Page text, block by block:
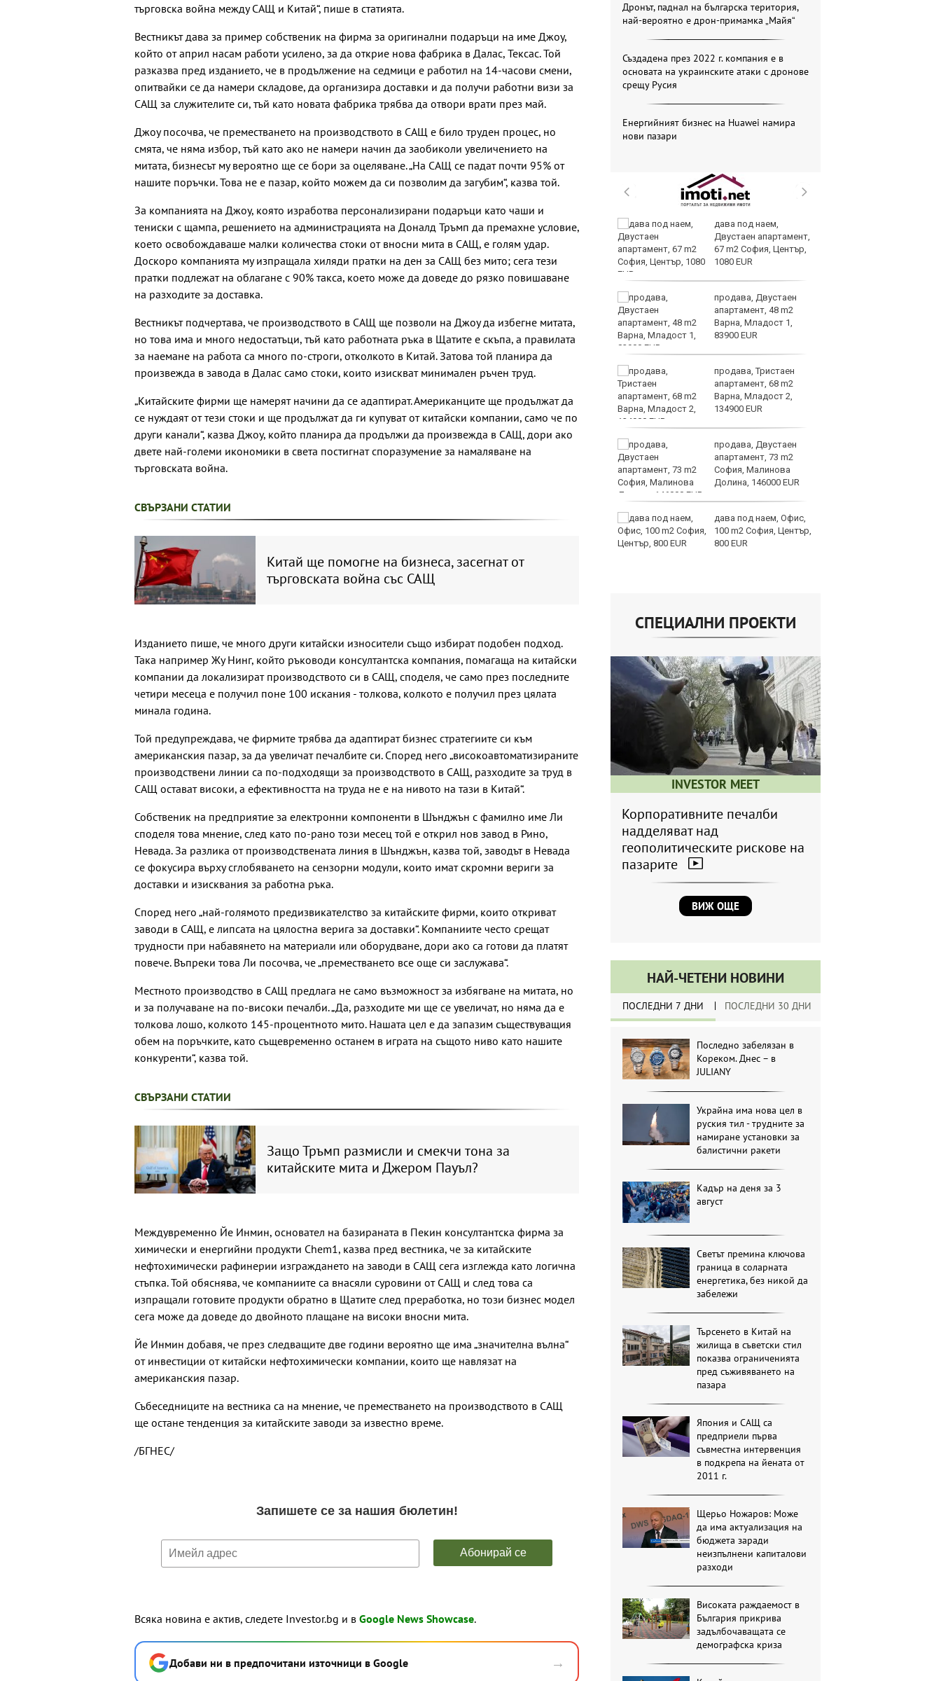
търговска война между САЩ и Китай“, пише в статията.
Вестникът дава за пример собственик на фирма за оригинални подаръци на име Джоу,
който от април насам работи усилено, за да открие нова фабрика в Далас, Тексас. Той
разказва пред изданието, че в продължение на седмици е работил на 14-часови смени,
опитвайки се да намери складове, да организира доставки и да получи работни визи за
САЩ за служителите си, тъй като новата фабрика трябва да отвори врати през май.
Джоу посочва, че преместването на производството в САЩ е било труден процес, но
смята, че няма избор, тъй като ако не намери начин да заобиколи увеличението на
митата, бизнесът му вероятно ще се бори за оцеляване. „На САЩ се падат почти 95% от
нашите поръчки. Това не е пазар, който можем да си позволим да загубим“, казва той.
За компанията на Джоу, която изработва персонализирани подаръци като чаши и
тениски с щампа, решението на администрацията на Доналд Тръмп да премахне условие,
което освобождаваше малки количества стоки от вносни мита в САЩ, е голям удар.
Доскоро компанията му изпращала хиляди пратки на ден за САЩ без мито; сега тези
пратки подлежат на облагане с 90% такса, което може да доведе до рязко повишаване
на разходите за доставка.
Вестникът подчертава, че производството в САЩ ще позволи на Джоу да избегне митата,
но това има и много недостатъци, тъй като работната ръка в Щатите е скъпа, а правилата
за наемане на работа са много по-строги, отколкото в Китай. Затова той планира да
произвежда в завода в Далас само стоки, които изискват минимален ръчен труд.
„Китайските фирми ще намерят начини да се адаптират. Американците ще продължат да
се нуждаят от тези стоки и ще продължат да ги купуват от китайски компании, само че по
други канали“, казва Джоу, който планира да продължи да произвежда в САЩ, дори ако
двете най-големи икономики в света постигнат споразумение за намаляване на
търговската война.
СВЪРЗАНИ СТАТИИ
Китай ще помогне на бизнеса, засегнат от
търговската война със САЩ
Изданието пише, че много други китайски износители също избират подобен подход.
Така например Жу Нинг, който ръководи консултантска компания, помагаща на китайски
компании да локализират производството си в САЩ, споделя, че само през последните
четири месеца е получил поне 100 искания - толкова, колкото е получил през цялата
минала година.
Той предупреждава, че фирмите трябва да адаптират бизнес стратегиите си към
американския пазар, за да увеличат печалбите си. Според него „високоавтоматизираните
производствени линии са по-подходящи за производството в САЩ, разходите за труд в
САЩ остават високи, а ефективността на труда не е на нивото на тази в Китай“.
Собственик на предприятие за електронни компоненти в Шънджън с фамилно име Ли
споделя това мнение, след като по-рано този месец той е открил нов завод в Рино,
Невада. За разлика от производствената линия в Шънджън, казва той, заводът в Невада
се фокусира върху сглобяването на сензорни модули, които имат скромни вериги за
доставки и изисквания за работна ръка.
Според него „най-голямото предизвикателство за китайските фирми, които откриват
заводи в САЩ, е липсата на цялостна верига за доставки“. Компаниите често срещат
трудности при набавянето на материали или оборудване, дори ако са готови да платят
повече. Въпреки това Ли посочва, че „преместването все още си заслужава“.
Местното производство в САЩ предлага не само възможност за избягване на митата, но
и за получаване на по-високи печалби. „Да, разходите ми ще се увеличат, но няма да е
толкова лошо, колкото 145-процентното мито. Нашата цел е да запазим съществуващия
обем на поръчките, като същевременно останем в играта на същото ниво като нашите
конкуренти“, казва той.
СВЪРЗАНИ СТАТИИ
Защо Тръмп размисли и смекчи тона за
китайските мита и Джером Пауъл?
Междувременно Йе Инмин, основател на базираната в Пекин консултантска фирма за
химически и енергийни продукти Chem1, казва пред вестника, че за китайските
нефтохимически рафинерии изграждането на заводи в САЩ сега изглежда като логична
стъпка. Той обяснява, че компаниите са внасяли суровини от САЩ и след това са
изпращали готовите продукти обратно в Щатите след преработка, но този бизнес модел
сега може да доведе до двойното плащане на високи вносни мита.
Йе Инмин добавя, че през следващите две години вероятно ще има „значителна вълна“
от инвестиции от китайски нефтохимически компании, които ще навлязат на
американския пазар.
Събеседниците на вестника са на мнение, че преместването на производството в САЩ
ще остане тенденция за китайските заводи за известно време.
/БГНЕС/
Всяка новина е актив, следете Investor.bg и в Google News Showcase.
Добави ни в предпочитани източници в Google →
Дронът, паднал на българска територия,
най-вероятно е дрон-примамка „Майя“
Създадена през 2022 г. компания е в
основата на украинските атаки с дронове
срещу Русия
Енергийният бизнес на Huawei намира
нови пазари
От 9 август цените на
финансовите услуги
остават само в евро
преди експлозията в
България
МО: Дронът край
използван от Украйна
2026
Медицински
дава под наем,
Двустаен апартамент,
67 m2 София, Център,
1080 EUR
продава, Двустаен
апартамент, 48 m2
Варна, Младост 1,
83900 EUR
продава, Тристаен
апартамент, 68 m2
Варна, Младост 2,
134900 EUR
продава, Двустаен
апартамент, 73 m2
София, Малинова
Долина, 146000 EUR
дава под наем, Офис,
100 m2 София, Център,
800 EUR
СПЕЦИАЛНИ ПРОЕКТИ
INVESTOR MEET
Корпоративните печалби
надделяват над
геополитическите рискове на
пазарите
ВИЖ ОЩЕ
НАЙ-ЧЕТЕНИ НОВИНИ
ПОСЛЕДНИ 7 ДНИ ПОСЛЕДНИ 30 ДНИ
Последно забелязан в
Кореком. Днес – в
JULIANY
Украйна има нова цел в
руския тил - трудните за
намиране установки за
балистични ракети
Кадър на деня за 3
август
Светът премина ключова
граница в соларната
енергетика, без никой да
забележи
Търсенето в Китай на
жилища в съветски стил
показва ограниченията
пред съживяването на
пазара
Япония и САЩ са
предприели първа
съвместна интервенция
в подкрепа на йената от
2011 г.
Щерьо Ножаров: Може
да има актуализация на
бюджета заради
неизпълнени капиталови
разходи
Високата раждаемост в
България прикрива
задълбочаващата се
демографска криза